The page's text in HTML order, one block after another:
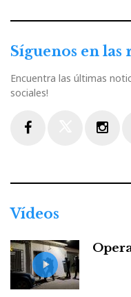
Síguenos en las
Encuentra las últimas
sociales!
Vídeos